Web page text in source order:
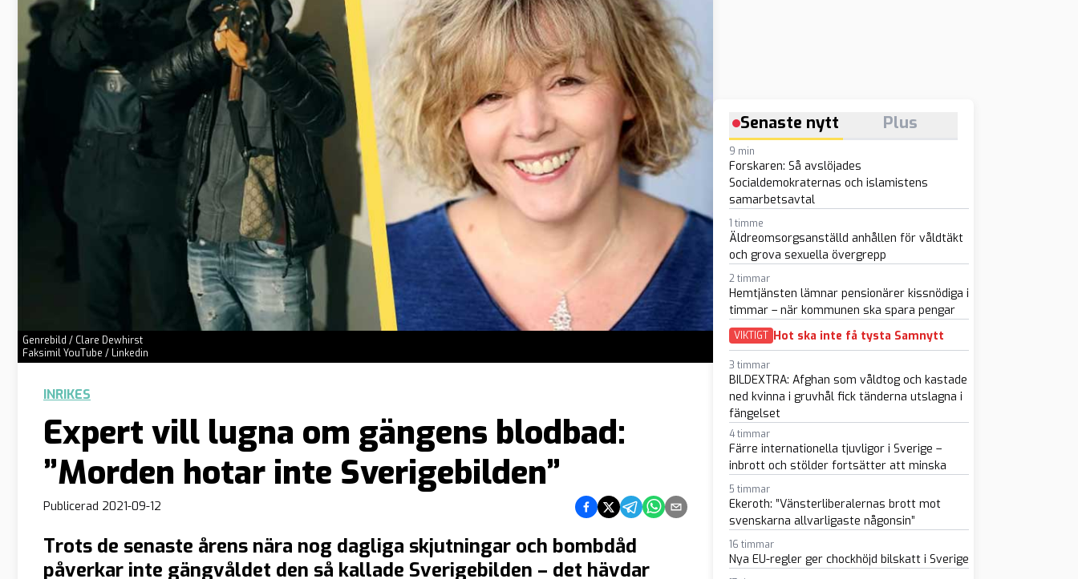
Genrebild / Clare Dewhirst
Faksimil YouTube / Linkedin
INRIKES
Expert vill lugna om gängens blodbad:
”Morden hotar inte Sverigebilden”
Publicerad 2021-09-12 Dela på Facebook
Dela på Twitter
Dela på Telegram
Dela på Whatsapp
Dela via e-post
Trots de senaste årens nära nog dagliga skjutningar och bombdåd
påverkar inte gängvåldet den så kallade Sverigebilden – det hävdar
Senaste nytt Plus
9 min
Forskaren: Så avslöjades
Socialdemokraternas och islamistens
samarbetsavtal
1 timme
Äldreomsorgsanställd anhållen för våldtäkt
och grova sexuella övergrepp
2 timmar
Hemtjänsten lämnar pensionärer kissnödiga i
timmar – när kommunen ska spara pengar
VIKTIGT Hot ska inte få tysta Samnytt
3 timmar
BILDEXTRA: Afghan som våldtog och kastade
ned kvinna i gruvhål fick tänderna utslagna i
fängelset
4 timmar
Färre internationella tjuvligor i Sverige –
inbrott och stölder fortsätter att minska
5 timmar
Ekeroth: ”Vänsterliberalernas brott mot
svenskarna allvarligaste någonsin”
16 timmar
Nya EU-regler ger chockhöjd bilskatt i Sverige